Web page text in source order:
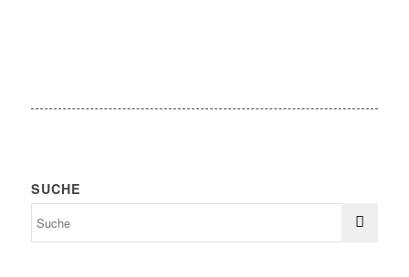
SUCHE